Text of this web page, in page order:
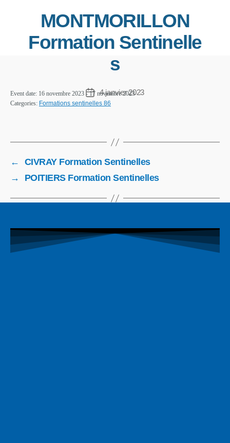
MONTMORILLON
Formation Sentinelle
s
4 janvier 2023
Event date: 16 novembre 2023 - 17 novembre 2023
Categories: Formations sentinelles 86
←
CIVRAY Formation Sentinelles
→
POITIERS Formation Sentinelles